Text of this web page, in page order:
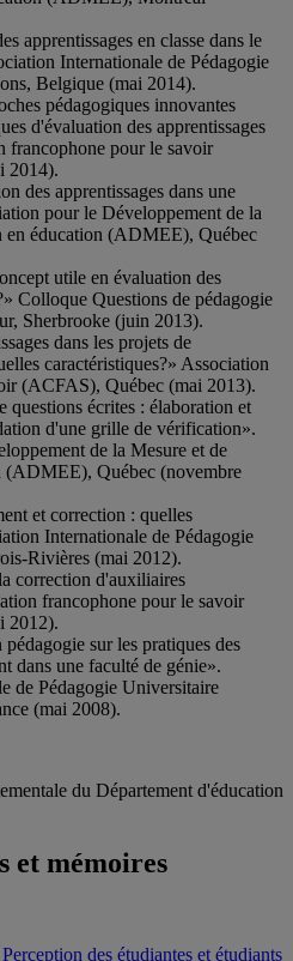
apprentissages en classe dans le
Internationale de Pédagogie
Belgique (mai 2014).
pédagogiques innovantes
d'évaluation des apprentissages
francophone pour le savoir
2014).
des apprentissages dans une
pour le Développement de la
en éducation (ADMEE), Québec
utile en évaluation des
Colloque Questions de pédagogie
Sherbrooke (juin 2013).
dans les projets de
caractéristiques?» Association
(ACFAS), Québec (mai 2013).
questions écrites : élaboration et
d'une grille de vérification».
de la Mesure et de
(ADMEE), Québec (novembre
et correction : quelles
Internationale de Pédagogie
Rivières (mai 2012).
correction d'auxiliaires
francophone pour le savoir
2012).
sur les pratiques des
dans une faculté de génie».
de Pédagogie Universitaire
(mai 2008).
du Département d'éducation
et mémoires
Perception des étudiantes et étudiants